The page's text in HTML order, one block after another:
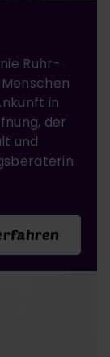
Ruhr-
in
der
und